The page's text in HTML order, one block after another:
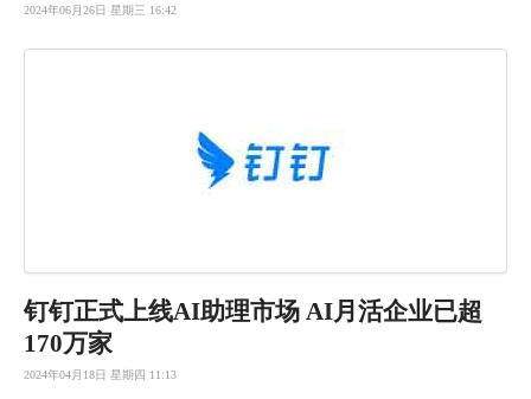
2024年06月26日 星期三 16:42
钉钉正式上线AI助理市场 AI月活企业已超
170万家
2024年04月18日 星期四 11:13